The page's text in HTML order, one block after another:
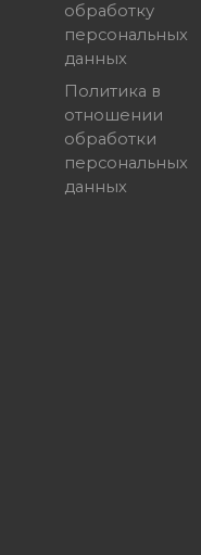
обработку
персональных
данных
Политика в
отношении
обработки
персональных
данных